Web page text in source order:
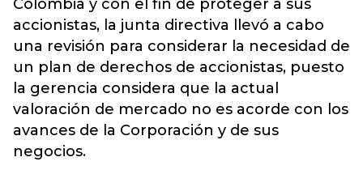
Colombia y con el fin de proteger a sus
accionistas, la junta directiva llevó a cabo
una revisión para considerar la necesidad de
un plan de derechos de accionistas, puesto
la gerencia considera que la actual
valoración de mercado no es acorde con los
avances de la Corporación y de sus
negocios.